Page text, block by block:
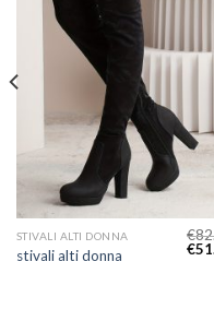
STIVALI ALTI DONNA
stivali alti donna
€
€